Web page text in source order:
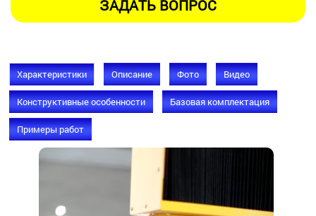
Характеристики Описание Фото Видео
Конструктивные особенности Базовая комплектация
Примеры работ